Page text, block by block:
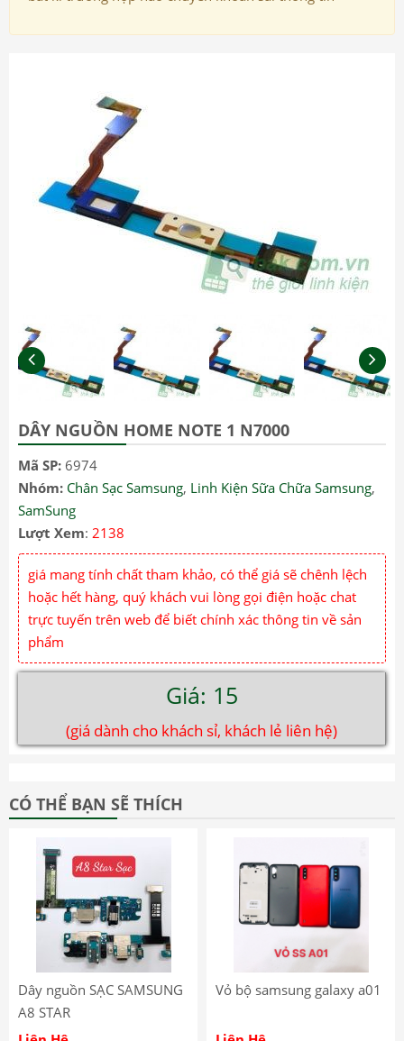
DÂY NGUỒN HOME NOTE 1 N7000
Mã SP: 6974
Nhóm: Chân Sạc Samsung, Linh Kiện Sữa Chữa Samsung,
SamSung
Lượt Xem: 2138
giá mang tính chất tham khảo, có thể giá sẽ chênh lệch
hoặc hết hàng, quý khách vui lòng gọi điện hoặc chat
trực tuyến trên web để biết chính xác thông tin về sản
phẩm
Giá: 15
(giá dành cho khách sỉ, khách lẻ liên hệ)
CÓ THỂ BẠN SẼ THÍCH
Dây nguồn SẠC SAMSUNG
A8 STAR
Vỏ bộ samsung galaxy a01